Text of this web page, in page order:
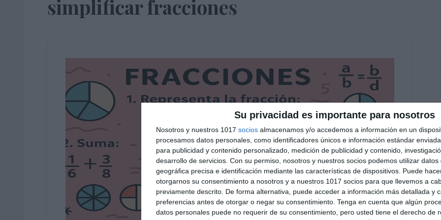
Su privacidad es importante para nosotros
Nosotros y nuestros 1017 socios almacenamos y/o accedemos a información en un
procesamos datos personales, como identificadores únicos e información estándar
para publicidad y contenido personalizado, medición de publicidad y contenido,
desarrollo de servicios. Con su permiso, nosotros y nuestros socios podemos utilizar datos
geográfica precisa e identificación mediante las características de dispositivos. Puede
otorgarnos su consentimiento a nosotros y a nuestros 1017 socios para que llevemos a
previamente descrito. De forma alternativa, puede acceder a información más detallada y
preferencias antes de otorgar o negar su consentimiento. Tenga en cuenta que algún
datos personales puede no requerir de su consentimiento, pero usted tiene el derecho de
simplificar fracciones